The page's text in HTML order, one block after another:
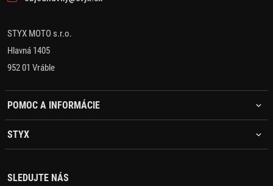
STYX MOTO s.r.o.
Hlavná 1405
952 01 Vráble
POMOC A INFORMÁCIE
STYX
SLEDUJTE NÁS